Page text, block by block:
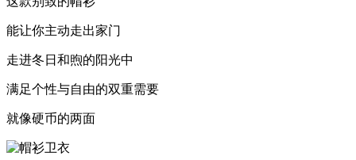
能让你主动走出家门
走进冬日和煦的阳光中
满足个性与自由的双重需要
就像硬币的两面